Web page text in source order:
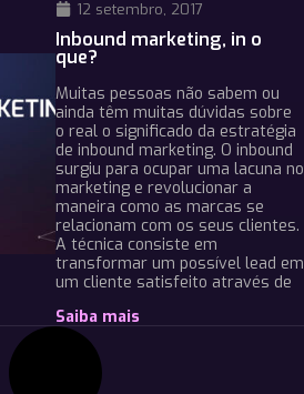
12 setembro, 2017
Inbound marketing, in o
que?
Muitas pessoas não sabem ou
ainda têm muitas dúvidas sobre
o real o significado da estratégia
de inbound marketing. O inbound
surgiu para ocupar uma lacuna no
marketing e revolucionar a
maneira como as marcas se
relacionam com os seus clientes.
A técnica consiste em
transformar um possível lead em
um cliente satisfeito através de
Saiba mais